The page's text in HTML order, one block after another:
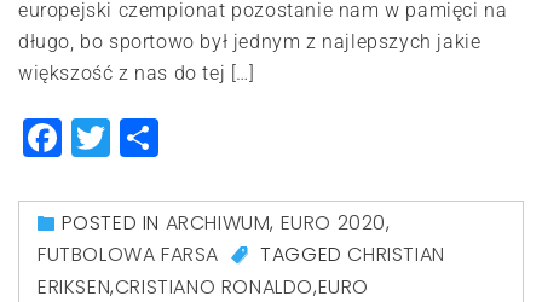
europejski czempionat pozostanie nam w pamięci na
długo, bo sportowo był jednym z najlepszych jakie
większość z nas do tej […]
Facebook
Twitter
POSTED IN ARCHIWUM, EURO 2020,
FUTBOLOWA FARSA
TAGGEDCHRISTIAN
ERIKSEN,CRISTIANO RONALDO,EURO